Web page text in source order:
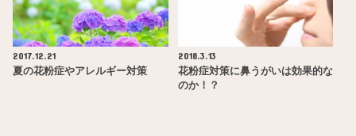
2017.12.21
夏の花粉症やアレルギー対策
2018.3.13
花粉症対策に鼻うがいは効果的な
のか！？